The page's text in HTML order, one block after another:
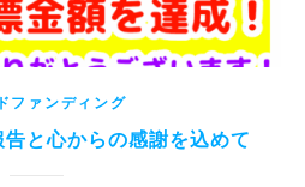
ファンディング
と心からの感謝を込めて